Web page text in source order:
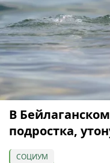
В
подростка,
СОЦИУМ